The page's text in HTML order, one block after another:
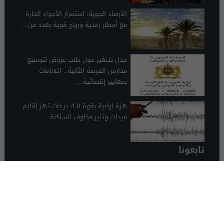
الأرصاد الجوية: استمرار الأجواء الحارة
مع أمطار رعدية ورياح قوية بعدد من...
جدل بتـنغير حول طلب عروض لتوسيع
مدارس الفرصة الثانية.. اتهامات
بمعايير إقصائية...
هزة أرضية بقوة 4.8 درجات تهز إقليم
ميدلت وتثير مخاوف الساكنة
تابعونا